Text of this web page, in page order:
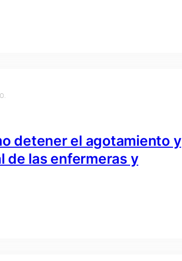
detener el agotamiento y
de las enfermeras y